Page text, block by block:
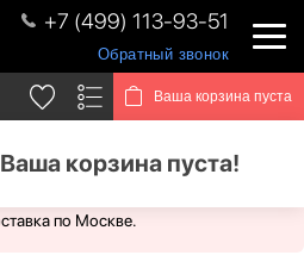
+7 (499) 113-93-51
Обратный звонок
Ваша корзина пуста
Ваша корзина пуста!
выходных. Для Вас доступен
по Москве.